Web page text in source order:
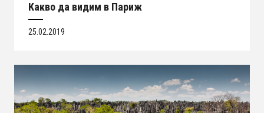
Какво да видим в Париж
25.02.2019